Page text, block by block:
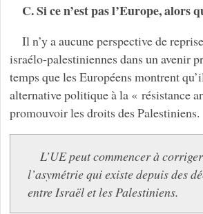
C. Si ce n’est pas l’Europe, alors
Il n’y a aucune perspective de
israélo-palestiniennes dans un avenir
temps que les Européens montrent
alternative politique à la « résistance
promouvoir les droits des Palestiniens.
L’UE peut commencer à corriger
l’asymétrie qui existe depuis des
entre Israël et les Palestiniens.